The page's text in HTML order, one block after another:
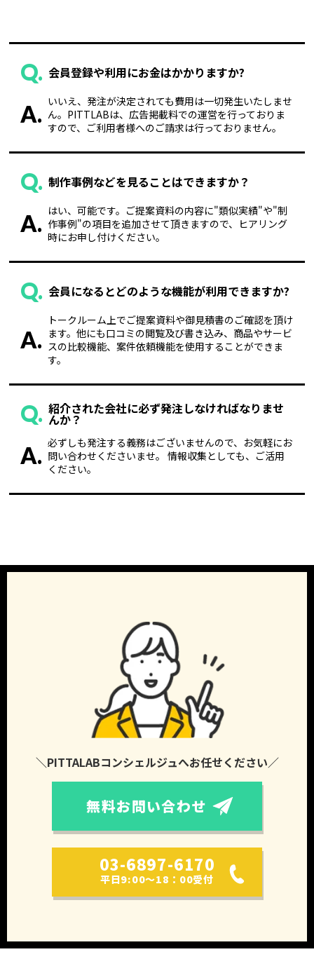
Q. 会員登録や利用にお金はかかりますか?
A. いいえ、発注が決定されても費用は一切発生いたしませ
ん。PITTLABは、広告掲載料での運営を行っておりま
すので、ご利用者様へのご請求は行っておりません。
Q. 制作事例などを見ることはできますか？
A. はい、可能です。ご提案資料の内容に"類似実績"や"制
作事例"の項目を追加させて頂きますので、ヒアリング
時にお申し付けください。
Q. 会員になるとどのような機能が利用できますか?
A.
トークルーム上でご提案資料や御見積書のご確認を頂け
ます。他にも口コミの閲覧及び書き込み、商品やサービ
スの比較機能、案件依頼機能を使用することができま
す。
Q. 紹介された会社に必ず発注しなければなりませ
んか？
A. 必ずしも発注する義務はございませんので、お気軽にお
問い合わせくださいませ。 情報収集としても、ご活用
ください。
＼PITTALABコンシェルジュへお任せください／
無料お問い合わせ
03-6897-6170
平日9:00～18：00受付